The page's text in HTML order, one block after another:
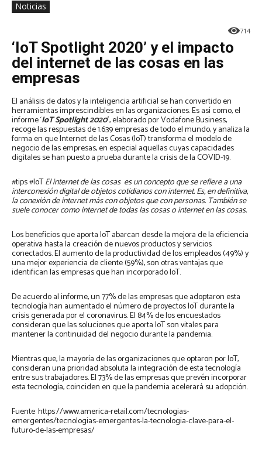
Noticias
714
‘IoT Spotlight 2020’ y el impacto
del internet de las cosas en las
empresas
El análisis de datos y la inteligencia artificial se han convertido en
herramientas imprescindibles en las organizaciones. Es así como, el
informe ‘IoT Spotlight 2020′, elaborado por Vodafone Business,
recoge las respuestas de 1.639 empresas de todo el mundo, y analiza la
forma en que Internet de las Cosas (IoT) transforma el modelo de
negocio de las empresas, en especial aquellas cuyas capacidades
digitales se han puesto a prueba durante la crisis de la COVID-19.
#tips #IoTEl internet de las cosas ​ es un concepto que se refiere a una
interconexión digital de objetos cotidianos con internet.​​ Es, en definitiva,
la conexión de internet más con objetos que con personas.​ También se
suele conocer como internet de todas las cosas o internet en las cosas.
Los beneficios que aporta IoT abarcan desde la mejora de la eficiencia
operativa hasta la creación de nuevos productos y servicios
conectados. El aumento de la productividad de los empleados (49%) y
una mejor experiencia de cliente (59%), son otras ventajas que
identifican las empresas que han incorporado IoT.
De acuerdo al informe, un 77% de las empresas que adoptaron esta
tecnología han aumentado el número de proyectos IoT durante la
crisis generada por el coronavirus. El 84% de los encuestados
consideran que las soluciones que aporta IoT son vitales para
mantener la continuidad del negocio durante la pandemia.
Mientras que, la mayoría de las organizaciones que optaron por IoT,
consideran una prioridad absoluta la integración de esta tecnología
entre sus trabajadores. El 73% de las empresas que prevén incorporar
esta tecnología, coinciden en que la pandemia acelerará su adopción.
Fuente: https://www.america-retail.com/tecnologias-
emergentes/tecnologias-emergentes-la-tecnologia-clave-para-el-
futuro-de-las-empresas/